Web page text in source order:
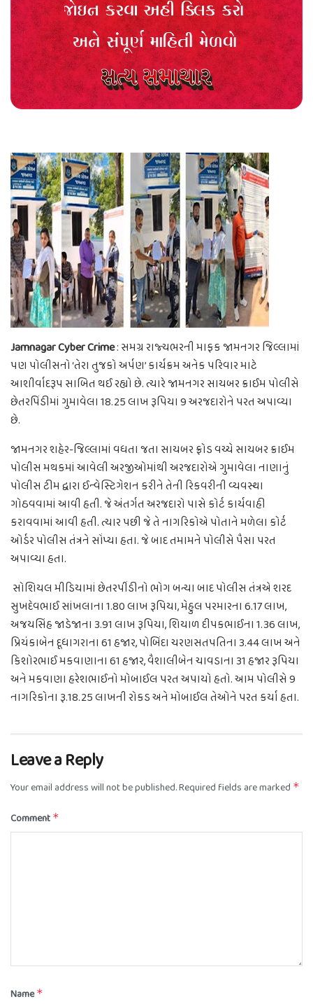
Jamnagar Cyber Crime: સમગ્ર રાજ્યભરની માફક જામનગર જિલ્લામાં
પણ પોલીસનો ‘તેરા તુજકો અર્પણ’ કાર્યક્રમ અનેક પરિવાર માટે
આશીર્વાદરૂપ સાબિત થઈ રહ્યો છે. ત્યારે જામનગર સાયબર ક્રાઈમ પોલીસે
છેતરપિંડીમાં ગુમાવેલા 18.25 લાખ રૂપિયા 9 અરજદારોને પરત અપાવ્યા
છે.
જામનગર શહેર-જિલ્લામાં વધતા જતા સાયબર ફ્રોડ વચ્ચે સાયબર ક્રાઈમ
પોલીસ મથકમાં આવેલી અરજીઓમાંથી અરજદારોએ ગુમાવેલા નાણાનું
પોલીસ ટીમ દ્વારા ઈન્વેસ્ટિગેશન કરીને તેની રિકવરીની વ્યવસ્થા
ગોઠવવામાં આવી હતી. જે અંતર્ગત અરજદારો પાસે કોર્ટ કાર્યવાહી
કરાવવામાં આવી હતી. ત્યાર પછી જે તે નાગરિકોએ પોતાને મળેલા કોર્ટ
ઓર્ડર પોલીસ તંત્રને સોંપ્યા હતા. જે બાદ તમામને પોલીસે પૈસા પરત
અપાવ્યા હતા.
સોશિયલ મીડિયામાં છેતરપીંડીનો ભોગ બન્યા બાદ પોલીસ તંત્રએ શરદ
સુખદેવભાઈ સાંખલાના 1.80 લાખ રૂપિયા, મેહુલ પરમારના 6.17 લાખ,
અજયસિંહ જાડેજાના 3.91 લાખ રૂપિયા, શિયાળ દીપકભાઈના 1.36 લાખ,
પ્રિયંકાબેન દૂધાગરાના 61 હજાર, પોબિંદા ચરણસતપતિના 3.44 લાખ અને
કિશોરભાઈ મકવાણાના 61 હજાર, વૈશાલીબેન ચાવડાના 31 હજાર રૂપિયા
અને મકવાણા હરેશભાઈનો મોબાઈલ પરત અપાયો હતો. આમ પોલીસે 9
નાગરિકોના રૂ.18.25 લાખની રોકડ અને મોબાઈલ તેઓને પરત કર્યા હતા.
Leave a Reply
Your email address will not be published.Required fields are marked *
Comment *
Name*